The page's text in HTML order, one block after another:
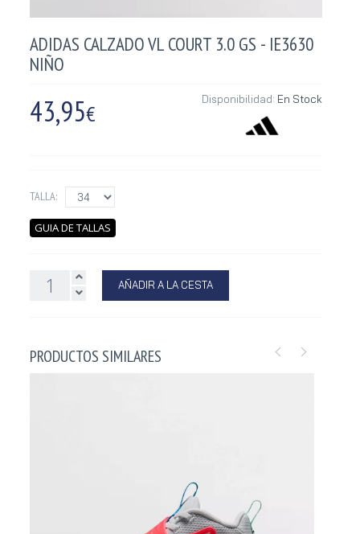
ADIDAS CALZADO VL COURT 3.0 GS - IE3630
NIÑO
43,95€
Disponibilidad: En Stock
TALLA:
GUIA DE TALLAS
AÑADIR A LA CESTA
PRODUCTOS SIMILARES